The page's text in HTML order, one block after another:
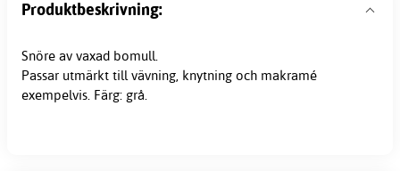
Produktbeskrivning:
Snöre av vaxad bomull.
Passar utmärkt till vävning, knytning och makramé
exempelvis. Färg: grå.